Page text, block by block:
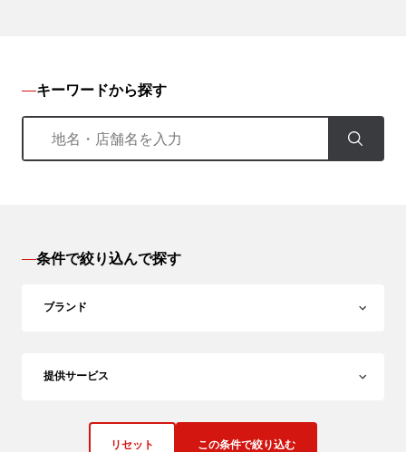
キーワードから探す
条件で絞り込んで探す
ブランド
提供サービス
リセット この条件で絞り込む